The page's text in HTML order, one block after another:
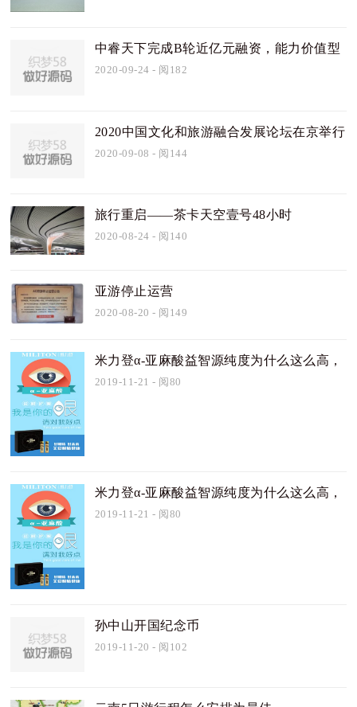
中睿天下完成B轮近亿元融资，能力价值型
厂商受市场追捧
2020-09-24 - 阅182
2020中国文化和旅游融合发展论坛在京举行
2020-09-08 - 阅144
旅行重启——茶卡天空壹号48小时
2020-08-24 - 阅140
亚游停止运营
2020-08-20 - 阅149
米力登α-亚麻酸益智源纯度为什么这么高，
纯饮开创的秘密在这里揭晓
2019-11-21 - 阅80
米力登α-亚麻酸益智源纯度为什么这么高，
纯饮开创的秘密在这里揭晓
2019-11-21 - 阅80
孙中山开国纪念币
2019-11-20 - 阅102